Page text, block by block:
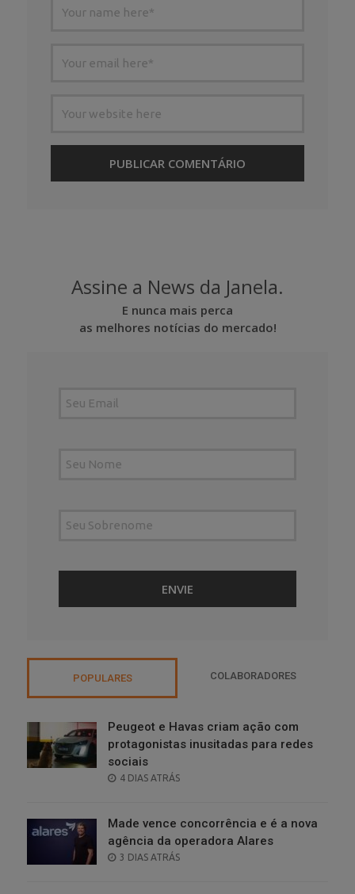
Assine a News da Janela.
E nunca mais perca
as melhores notícias do mercado!
POPULARES COLABORADORES
Peugeot e Havas criam ação com
protagonistas inusitadas para redes
sociais
POSTED
4 DIAS ATRÁS
Made vence concorrência e é a nova
agência da operadora Alares
POSTED
3 DIAS ATRÁS